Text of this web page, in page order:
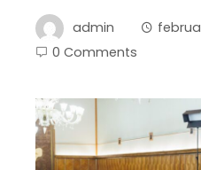
admin
0 Comments